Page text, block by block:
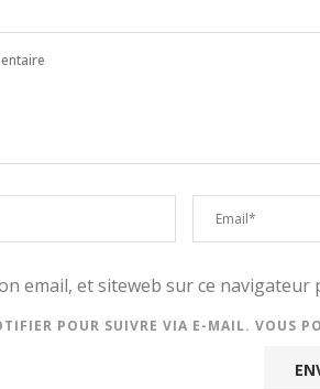
email, et siteweb sur ce
POUR SUIVRE VIA E-MAIL. VOUS